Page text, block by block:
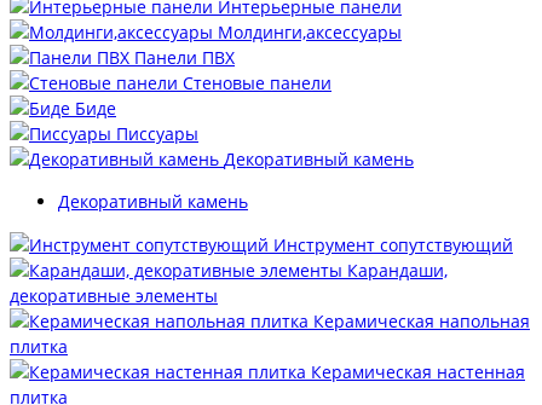
Интерьерные панели
Молдинги,аксессуары
Панели ПВХ
Стеновые панели
Биде
Писсуары
Декоративный камень
Декоративный камень
Инструмент сопутствующий
Карандаши,
декоративные элементы
Керамическая напольная
плитка
Керамическая настенная
плитка